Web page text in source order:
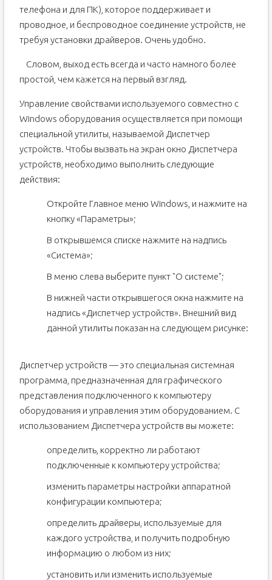
телефона и для ПК), которое поддерживает и
проводное, и беспроводное соединение устройств, не
требуя установки драйверов. Очень удобно.
Словом, выход есть всегда и часто намного более
простой, чем кажется на первый взгляд.
Управление свойствами используемого совместно с
Windows оборудования осуществляется при помощи
специальной утилиты, называемой Диспетчер
устройств. Чтобы вызвать на экран окно Диспетчера
устройств, необходимо выполнить следующие
действия:
Откройте Главное меню Windows, и нажмите на
кнопку «Параметры»;
В открывшемся списке нажмите на надпись
«Система»;
В меню слева выберите пункт "О системе";
В нижней части открывшегося окна нажмите на
надпись «Диспетчер устройств». Внешний вид
данной утилиты показан на следующем рисунке:
Диспетчер устройств — это специальная системная
программа, предназначенная для графического
представления подключенного к компьютеру
оборудования и управления этим оборудованием. С
использованием Диспетчера устройств вы можете:
определить, корректно ли работают
подключенные к компьютеру устройства;
изменить параметры настройки аппаратной
конфигурации компьютера;
определить драйверы, используемые для
каждого устройства, и получить подробную
информацию о любом из них;
установить или изменить используемые